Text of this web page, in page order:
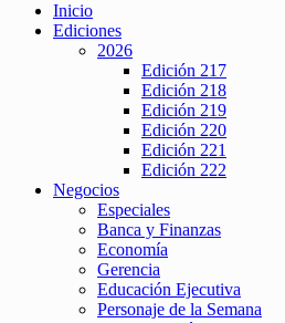
Inicio
Ediciones
2026
Edición 217
Edición 218
Edición 219
Edición 220
Edición 221
Edición 222
Negocios
Especiales
Banca y Finanzas
Economía
Gerencia
Educación Ejecutiva
Personaje de la Semana